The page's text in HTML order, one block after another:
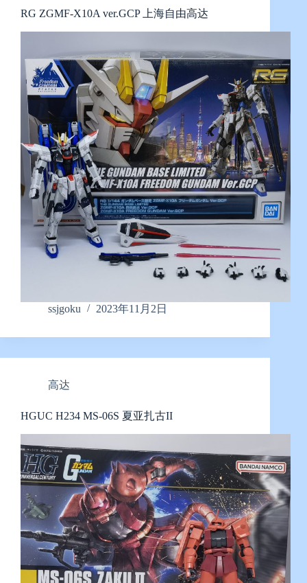
RG ZGMF-X10A ver.GCP 上海自由高达
ssjgoku 2023年11月2日
高达
HGUC H234 MS-06S 夏亚扎古II